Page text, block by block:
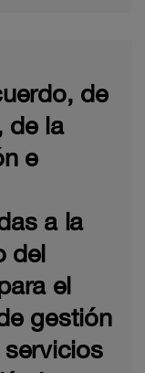
de
de la
e
a la
del
el
gestión